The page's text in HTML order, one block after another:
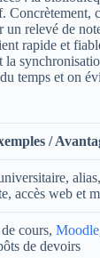
Concrètement,
un relevé de
rapide et
temps et on
/
accès web et
cours, Moodle
de devoirs